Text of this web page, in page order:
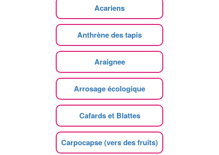
Acariens
Anthrène des tapis
Araignee
Arrosage écologique
Cafards et Blattes
Carpocapse (vers des fruits)